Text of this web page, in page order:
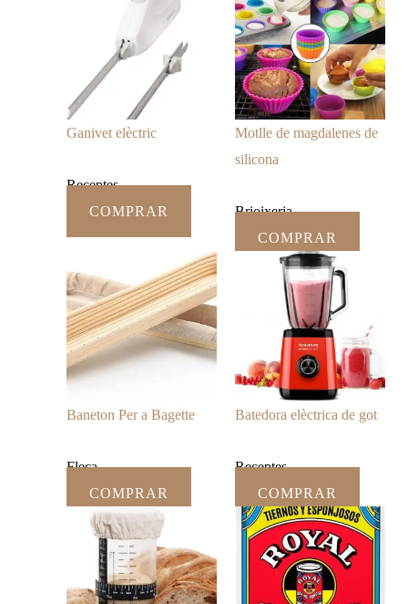
Ganivet elèctric
Receptes
COMPRAR
Motlle de magdalenes de
silicona
Brioixeria
COMPRAR
Baneton Per a Bagette
Fleca
COMPRAR
Batedora elèctrica de got
Receptes
COMPRAR